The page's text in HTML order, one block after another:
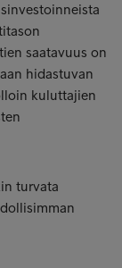
saatavuus on
hidastuvan
kuluttajien
turvata